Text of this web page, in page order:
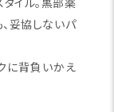
妥協しないパ
に背負いかえ